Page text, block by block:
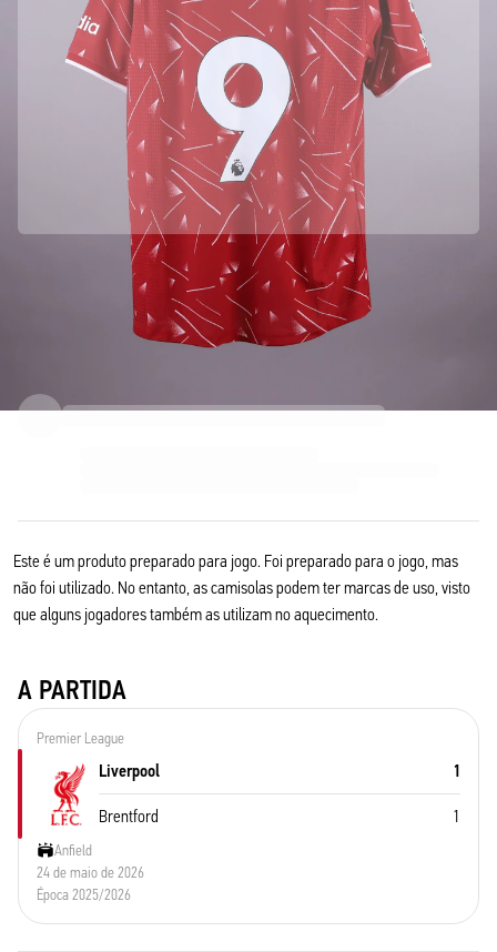
Parceria oficial com Liverpool FC
Esta camisola veio diretamente de Liverpool FC para garantir a sua autenticidade.
Autenticado com a Fabricks
Este é um produto preparado para jogo. Foi preparado para o jogo, mas
não foi utilizado. No entanto, as camisolas podem ter marcas de uso, visto
que alguns jogadores também as utilizam no aquecimento.
A PARTIDA
Premier League
Liverpool 1
Brentford 1
Anfield
24 de maio de 2026
Época 2025/2026